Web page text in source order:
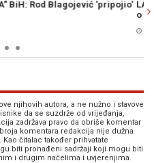
a: Kako Dodikov lobista širi
u BiH
njihovih autora, a ne nužno i stavove
da se suzdrže od vrijeđanja,
zadržava pravo da obriše komentar
komentara redakcija nije dužna
čitalac također prihvatate
biti pronađeni sadržaji koji mogu biti
i drugim načelima i uvjerenjima.